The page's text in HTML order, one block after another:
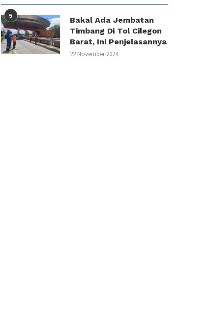
5
Bakal Ada Jembatan
Timbang Di Tol Cilegon
Barat, Ini Penjelasannya
22 November 2024